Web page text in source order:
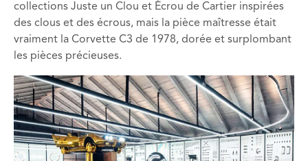
collections Juste un Clou et Écrou de Cartier inspirées
des clous et des écrous, mais la pièce maîtresse était
vraiment la Corvette C3 de 1978, dorée et surplombant
les pièces précieuses.